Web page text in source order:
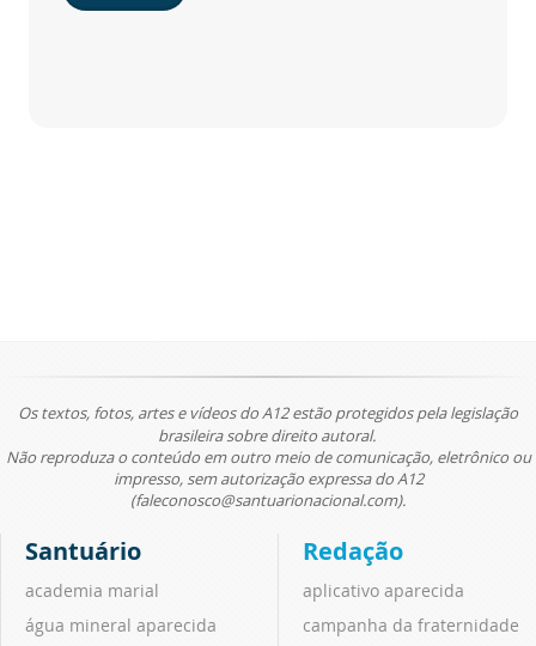
Os textos, fotos, artes e vídeos do A12 estão protegidos pela legislação
brasileira sobre direito autoral.
Não reproduza o conteúdo em outro meio de comunicação, eletrônico ou
impresso, sem autorização expressa do A12
(faleconosco@santuarionacional.com).
Santuário
academia marial
água mineral aparecida
Redação
aplicativo aparecida
campanha da fraternidade